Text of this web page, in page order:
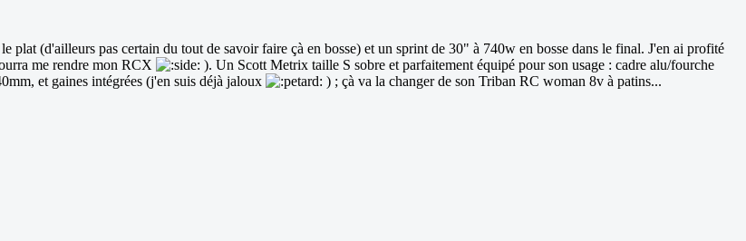
plat (d'ailleurs pas certain du tout de savoir faire çà en bosse) et un sprint de 30" à 740w en bosse dans le final. J'en ai profité
me rendre mon RCX
). Un Scott Metrix taille S sobre et parfaitement équipé pour son usage : cadre alu/fourche
et gaines intégrées (j'en suis déjà jaloux
) ; çà va la changer de son Triban RC woman 8v à patins...